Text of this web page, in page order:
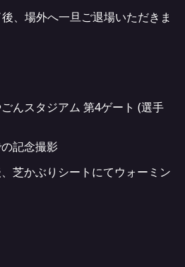
、場外へ一旦ご退場いただきま
んスタジアム 第4ゲート (選手
記念撮影
芝かぶりシートにてウォーミン